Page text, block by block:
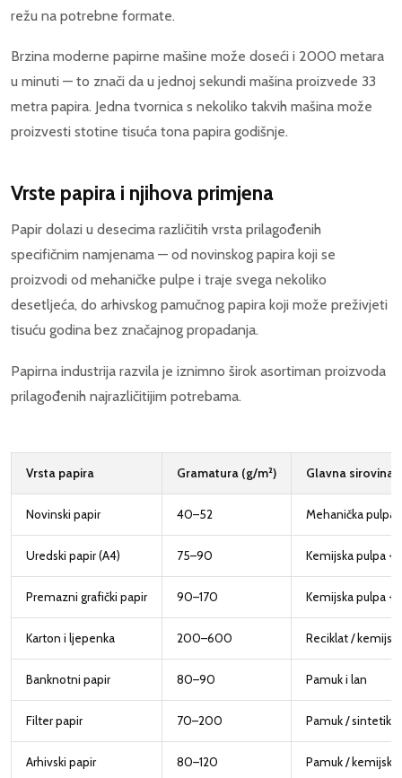
režu na potrebne formate.
Brzina moderne papirne mašine može doseći i 2000 metara
u minuti — to znači da u jednoj sekundi mašina proizvede 33
metra papira. Jedna tvornica s nekoliko takvih mašina može
proizvesti stotine tisuća tona papira godišnje.
Vrste papira i njihova primjena
Papir dolazi u desecima različitih vrsta prilagođenih
specifičnim namjenama — od novinskog papira koji se
proizvodi od mehaničke pulpe i traje svega nekoliko
desetljeća, do arhivskog pamučnog papira koji može preživjeti
tisuću godina bez značajnog propadanja.
Papirna industrija razvila je iznimno širok asortiman proizvoda
prilagođenih najrazličitijim potrebama.
Vrsta papira Gramatura (g/m²) Glavna sirovina
Novinski papir 40–52 Mehanička pulpa
Uredski papir (A4) 75–90 Kemijska pulpa +
Premazni grafički papir 90–170 Kemijska pulpa +
Karton i ljepenka 200–600 Reciklat /
Banknotni papir 80–90 Pamuk i lan
Filter papir 70–200 Pamuk / sintetika
Arhivski papir 80–120 Pamuk / kemijska